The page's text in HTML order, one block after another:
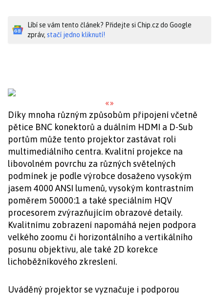
Líbí se vám tento článek? Přidejte si Chip.cz do Google
zpráv, stačí jedno kliknutí!
«»
Díky mnoha různým způsobům připojení včetně
pětice BNC konektorů a duálním HDMI a D-Sub
portům může tento projektor zastávat roli
multimediálního centra. Kvalitní projekce na
libovolném povrchu za různých světelných
podmínek je podle výrobce dosaženo vysokým
jasem 4000 ANSI lumenů, vysokým kontrastním
poměrem 50000:1 a také speciálním HQV
procesorem zvýrazňujícím obrazové detaily.
Kvalitnímu zobrazení napomáhá nejen podpora
velkého zoomu či horizontálního a vertikálního
posunu objektivu, ale také 2D korekce
lichoběžníkového zkreslení.
Uváděný projektor se vyznačuje i podporou